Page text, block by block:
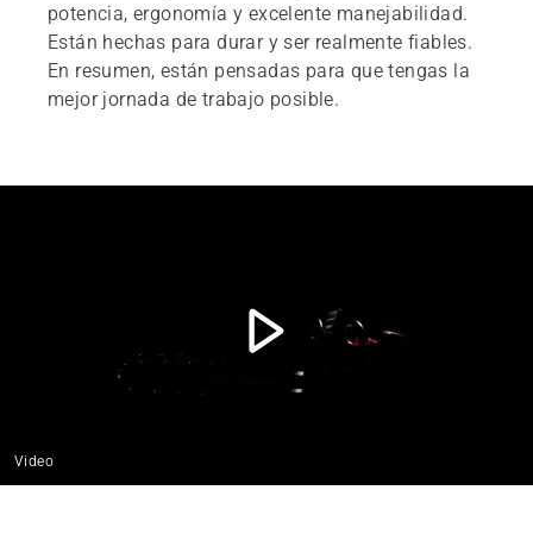
potencia, ergonomía y excelente manejabilidad.
Están hechas para durar y ser realmente fiables.
En resumen, están pensadas para que tengas la
mejor jornada de trabajo posible.
Video